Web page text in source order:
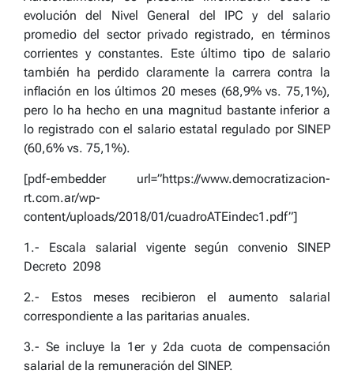
evolución del Nivel General del IPC y del salario
promedio del sector privado registrado, en términos
corrientes y constantes. Este último tipo de salario
también ha perdido claramente la carrera contra la
inflación en los últimos 20 meses (68,9% vs. 75,1%),
pero lo ha hecho en una magnitud bastante inferior a
lo registrado con el salario estatal regulado por SINEP
(60,6% vs. 75,1%).
[pdf-embedder url=”https://www.democratizacion-
rt.com.ar/wp-
content/uploads/2018/01/cuadroATEindec1.pdf”]
1.- Escala salarial vigente según convenio SINEP
Decreto 2098
2.- Estos meses recibieron el aumento salarial
correspondiente a las paritarias anuales.
3.- Se incluye la 1er y 2da cuota de compensación
salarial de la remuneración del SINEP.